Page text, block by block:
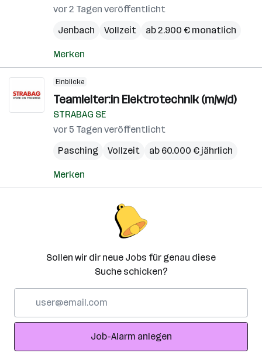
vor 2 Tagen veröffentlicht
Jenbach
Vollzeit ab 2.900 € monatlich
Merken
Einblicke
Teamleiter:in Elektrotechnik (m/w/d)
STRABAG SE
vor 5 Tagen veröffentlicht
Pasching
Vollzeit ab 60.000 € jährlich
Merken
Sollen wir dir neue Jobs für genau diese
Suche schicken?
Adresse
Job-Alarm anlegen